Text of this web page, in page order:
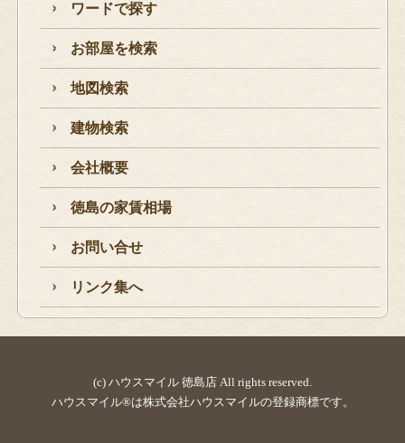
ワードで探す
お部屋を検索
地図検索
建物検索
会社概要
徳島の家賃相場
お問い合せ
リンク集へ
(c) ハウスマイル 徳島店 All rights reserved.
ハウスマイル®は株式会社ハウスマイルの登録商標です。